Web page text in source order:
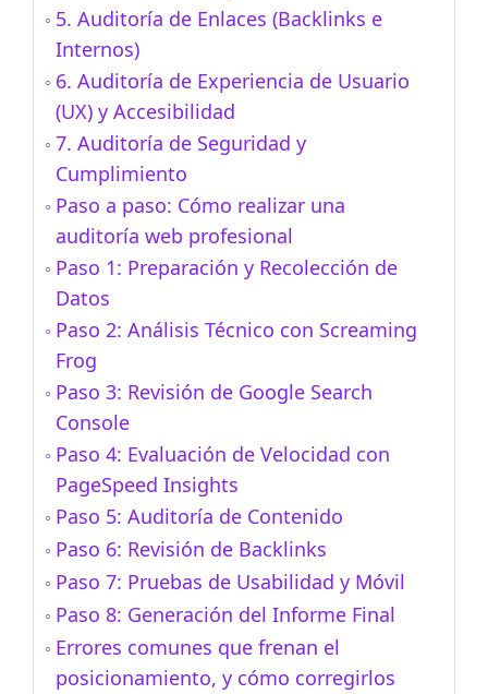
5. Auditoría de Enlaces (Backlinks e
Internos)
6. Auditoría de Experiencia de Usuario
(UX) y Accesibilidad
7. Auditoría de Seguridad y
Cumplimiento
Paso a paso: Cómo realizar una
auditoría web profesional
Paso 1: Preparación y Recolección de
Datos
Paso 2: Análisis Técnico con Screaming
Frog
Paso 3: Revisión de Google Search
Console
Paso 4: Evaluación de Velocidad con
PageSpeed Insights
Paso 5: Auditoría de Contenido
Paso 6: Revisión de Backlinks
Paso 7: Pruebas de Usabilidad y Móvil
Paso 8: Generación del Informe Final
Errores comunes que frenan el
posicionamiento, y cómo corregirlos